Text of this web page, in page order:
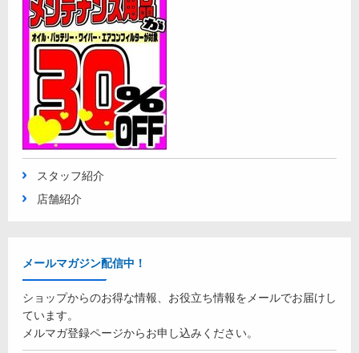
スタッフ紹介
店舗紹介
メールマガジン配信中！
ショップからのお得な情報、お役立ち情報をメールでお届けし
ています。
メルマガ登録ページからお申し込みください。